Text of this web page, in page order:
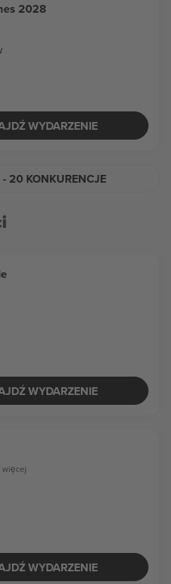
2028
WYDARZENIE
- 20 KONKURENCJE
WYDARZENIE
więcej
WYDARZENIE